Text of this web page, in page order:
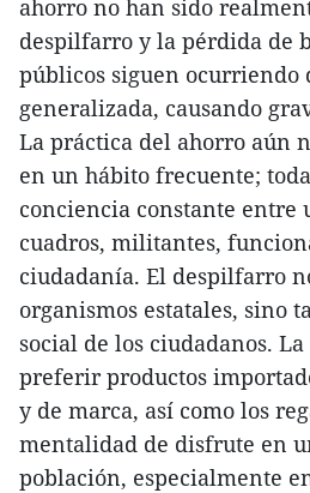
ahorro no han sido
despilfarro y la pérdida de
públicos siguen ocurriendo
generalizada, causando
La práctica del ahorro aún
en un hábito frecuente;
conciencia constante entre
cuadros, militantes,
ciudadanía. El despilfarro
organismos estatales, sino
social de los ciudadanos.
preferir productos
y de marca, así como los
mentalidad de disfrute en
población, especialmente